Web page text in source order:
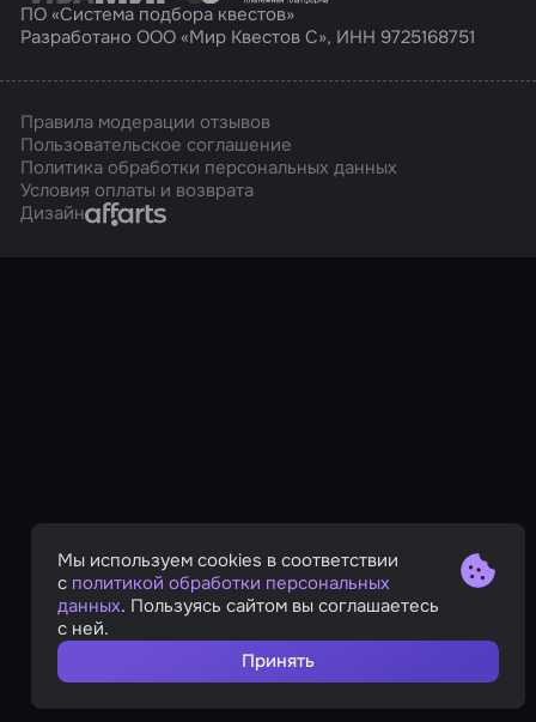
ПО «Система подбора квестов»
Разработано ООО «Мир Квестов С», ИНН 9725168751
Правила модерации отзывов
Пользовательское соглашение
Политика обработки персональных данных
Условия оплаты и возврата
ДизайнAffarts
Мы используем cookies в соответствии
с политикой обработки персональных
данных. Пользуясь сайтом вы соглашаетесь
с ней.
Принять